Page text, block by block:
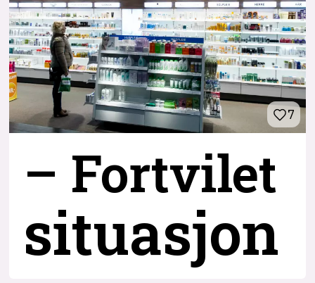
7
– Fortvilet
situasjon